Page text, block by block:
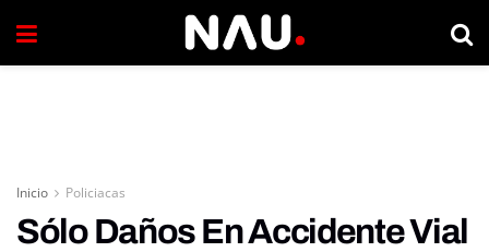
Inicio Policiacas
Sólo Daños En Accidente Vial